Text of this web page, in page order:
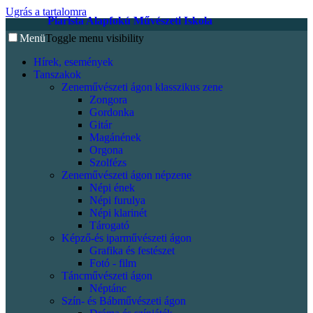
Ugrás a tartalomra
Piarista Alapfokú Művészeti Iskola
MenüToggle menu visibility
Hírek, események
Tanszakok
Zeneművészeti ágon klasszikus zene
Zongora
Gordonka
Gitár
Magánének
Orgona
Szolfézs
Zeneművészeti ágon népzene
Népi ének
Népi furulya
Népi klarinét
Tárogató
Képző-és iparművészeti ágon
Grafika és festészet
Fotó - film
Táncművészeti ágon
Néptánc
Szín- és Bábművészeti ágon